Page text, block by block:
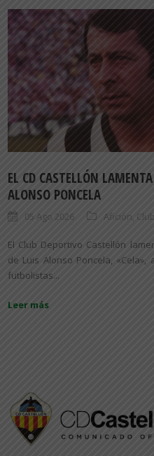
EL CD CASTELLÓN
ALONSO PONCELA
05 Ago 2026 Afición Club
El Club Deportivo Castellón
de Luis Alonso Poncela,
futbolistas...
Leer más